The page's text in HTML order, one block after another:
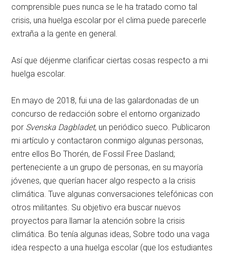
comprensible pues nunca se le ha tratado como tal
crisis, una huelga escolar por el clima puede parecerle
extraña a la gente en general.
Así que déjenme clarificar ciertas cosas respecto a mi
huelga escolar.
En mayo de 2018, fui una de las galardonadas de un
concurso de redacción sobre el entorno organizado
por Svenska Dagbladet, un periódico sueco. Publicaron
mi artículo y contactaron conmigo algunas personas,
entre ellos Bo Thorén, de Fossil Free Dasland;
perteneciente a un grupo de personas, en su mayoría
jóvenes, que querían hacer algo respecto a la crisis
climática. Tuve algunas conversaciones telefónicas con
otros militantes. Su objetivo era buscar nuevos
proyectos para llamar la atención sobre la crisis
climática. Bo tenía algunas ideas, Sobre todo una vaga
idea respecto a una huelga escolar (que los estudiantes